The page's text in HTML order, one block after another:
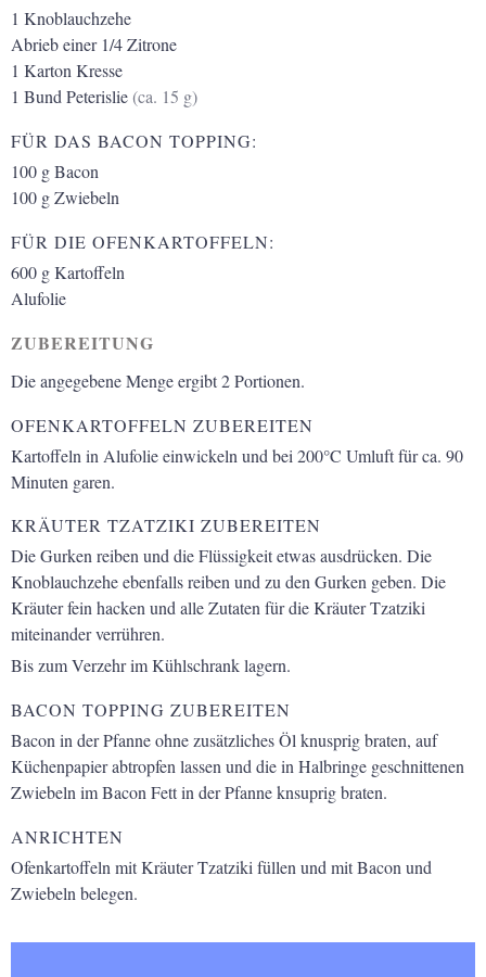
1 Knoblauchzehe
Abrieb einer 1/4 Zitrone
1 Karton Kresse
1 Bund Peterislie (ca. 15 g)
FÜR DAS BACON TOPPING:
100 gBacon
100 gZwiebeln
FÜR DIE OFENKARTOFFELN:
600 gKartoffeln
Alufolie
ZUBEREITUNG
Die angegebene Menge ergibt 2 Portionen.
OFENKARTOFFELN ZUBEREITEN
Kartoffeln in Alufolie einwickeln und bei 200°C Umluft für ca. 90
Minuten garen.
KRÄUTER TZATZIKI ZUBEREITEN
Die Gurken reiben und die Flüssigkeit etwas ausdrücken. Die
Knoblauchzehe ebenfalls reiben und zu den Gurken geben. Die
Kräuter fein hacken und alle Zutaten für die Kräuter Tzatziki
miteinander verrühren.
Bis zum Verzehr im Kühlschrank lagern.
BACON TOPPING ZUBEREITEN
Bacon in der Pfanne ohne zusätzliches Öl knusprig braten, auf
Küchenpapier abtropfen lassen und die in Halbringe geschnittenen
Zwiebeln im Bacon Fett in der Pfanne knsuprig braten.
ANRICHTEN
Ofenkartoffeln mit Kräuter Tzatziki füllen und mit Bacon und
Zwiebeln belegen.